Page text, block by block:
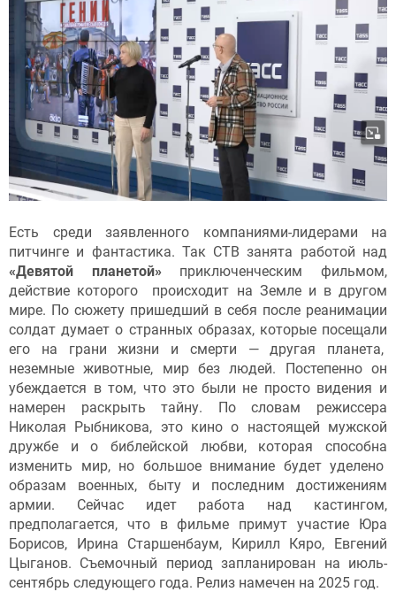
Есть среди заявленного компаниями-лидерами на
питчинге и фантастика. Так СТВ занята работой над
«Девятой планетой» приключенческим фильмом,
действие которого происходит на Земле и в другом
мире. По сюжету пришедший в себя после реанимации
солдат думает о странных образах, которые посещали
его на грани жизни и смерти — другая планета,
неземные животные, мир без людей. Постепенно он
убеждается в том, что это были не просто видения и
намерен раскрыть тайну. По словам режиссера
Николая Рыбникова, это кино о настоящей мужской
дружбе и о библейской любви, которая способна
изменить мир, но большое внимание будет уделено
образам военных, быту и последним достижениям
армии. Сейчас идет работа над кастингом,
предполагается, что в фильме примут участие Юра
Борисов, Ирина Старшенбаум, Кирилл Кяро, Евгений
Цыганов. Съемочный период запланирован на июль-
сентябрь следующего года. Релиз намечен на 2025 год.